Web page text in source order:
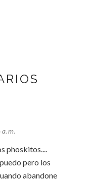
m.
phoskitos....
pero los
abandone